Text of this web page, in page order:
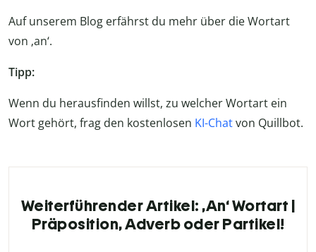
Auf unserem Blog erfährst du mehr über die Wortart
von ‚an‘.
Tipp:
Wenn du herausfinden willst, zu welcher Wortart ein
Wort gehört, frag den kostenlosen KI-Chatvon Quillbot.
Weiterführender Artikel: ‚An‘ Wortart |
Präposition, Adverb oder Partikel!